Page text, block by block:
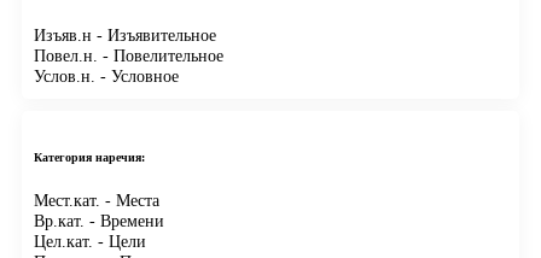
Изъяв.н - Изъявительное
Повел.н. - Повелительное
Услов.н. - Условное
Категория наречия:
Мест.кат. - Места
Вр.кат. - Времени
Цел.кат. - Цели